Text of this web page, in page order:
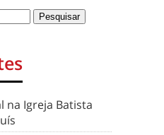
na Igreja Batista